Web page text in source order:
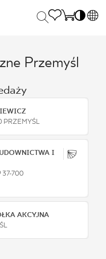
Przemyśl
PRZEMYŚL
I
37-700
AKCYJNA